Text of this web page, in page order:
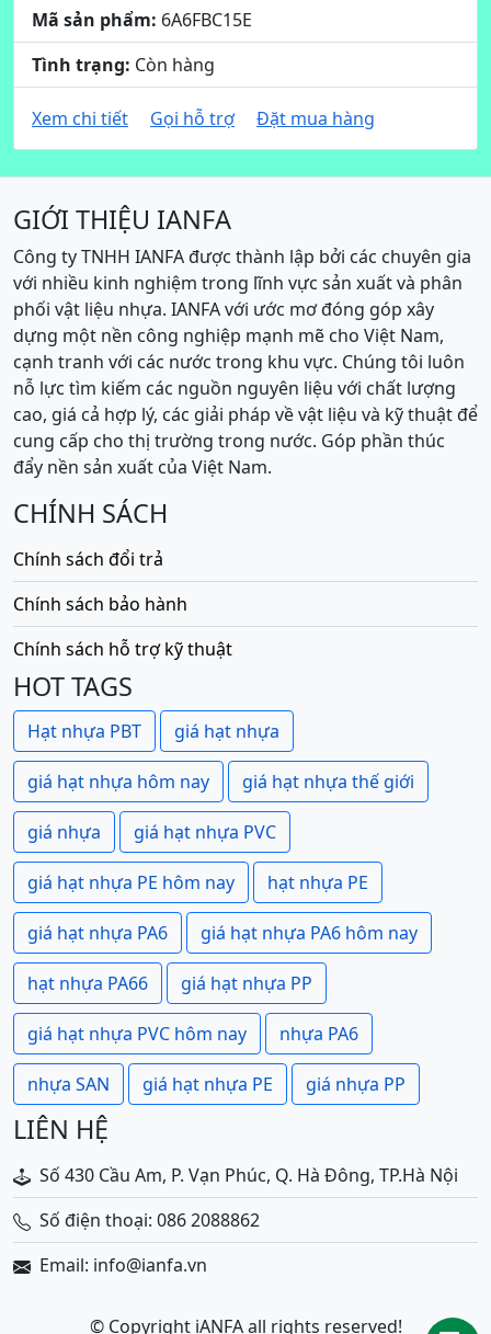
Mã sản phẩm: 6A6FBC15E
Tình trạng: Còn hàng
Xem chi tiết Gọi hỗ trợ Đặt mua hàng
GIỚI THIỆU IANFA
Công ty TNHH IANFA được thành lập bởi các chuyên gia
với nhiều kinh nghiệm trong lĩnh vực sản xuất và phân
phối vật liệu nhựa. IANFA với ước mơ đóng góp xây
dựng một nền công nghiệp mạnh mẽ cho Việt Nam,
cạnh tranh với các nước trong khu vực. Chúng tôi luôn
nỗ lực tìm kiếm các nguồn nguyên liệu với chất lượng
cao, giá cả hợp lý, các giải pháp về vật liệu và kỹ thuật để
cung cấp cho thị trường trong nước. Góp phần thúc
đẩy nền sản xuất của Việt Nam.
CHÍNH SÁCH
Chính sách đổi trả
Chính sách bảo hành
Chính sách hỗ trợ kỹ thuật
HOT TAGS
Hạt nhựa PBT giá hạt nhựa
giá hạt nhựa hôm nay giá hạt nhựa thế giới
giá nhựa giá hạt nhựa PVC
giá hạt nhựa PE hôm nay hạt nhựa PE
giá hạt nhựa PA6 giá hạt nhựa PA6 hôm nay
hạt nhựa PA66 giá hạt nhựa PP
giá hạt nhựa PVC hôm nay nhựa PA6
nhựa SAN giá hạt nhựa PE giá nhựa PP
LIÊN HỆ
Số 430 Cầu Am, P. Vạn Phúc, Q. Hà Đông, TP.Hà Nội
Số điện thoại: 086 2088862
Email: info@ianfa.vn
© Copyright iANFA all rights reserved!